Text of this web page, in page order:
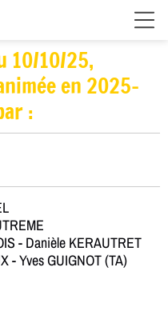
10/10/25,
en 2025-
:
- Danièle KERAUTRET
- Yves GUIGNOT (TA)